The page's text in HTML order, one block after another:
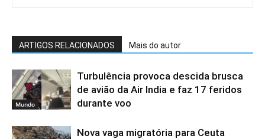
ARTIGOS RELACIONADOS Mais do autor
Mundo
Turbulência provoca descida brusca
de avião da Air India e faz 17 feridos
durante voo
Nova vaga migratória para Ceuta